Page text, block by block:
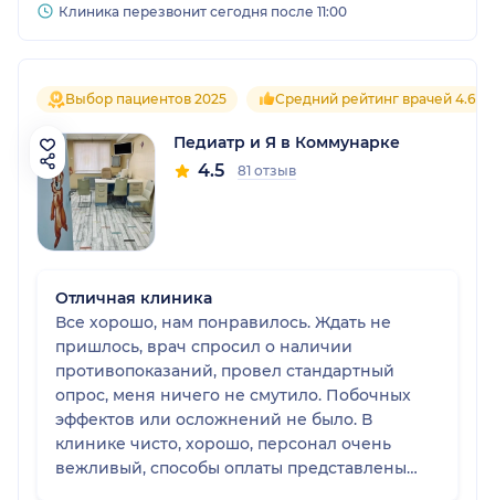
Клиника перезвонит сегодня после 11:00
Выбор пациентов 2025 Средний рейтинг врачей 4.6
Педиатр и Я в Коммунарке
4.5 81 отзыв
Отличная клиника
Все хорошо, нам понравилось. Ждать не
пришлось, врач спросил о наличии
противопоказаний, провел стандартный
опрос, меня ничего не смутило. Побочных
эффектов или осложнений не было. В
клинике чисто, хорошо, персонал очень
вежливый, способы оплаты представлены